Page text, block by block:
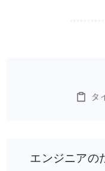
タ
エンジニアの